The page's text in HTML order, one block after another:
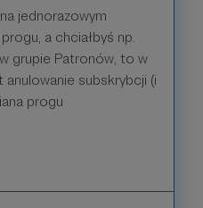
jednorazowym
a chciałbyś np.
grupie Patronów, to w
subskrybcji (i
progu